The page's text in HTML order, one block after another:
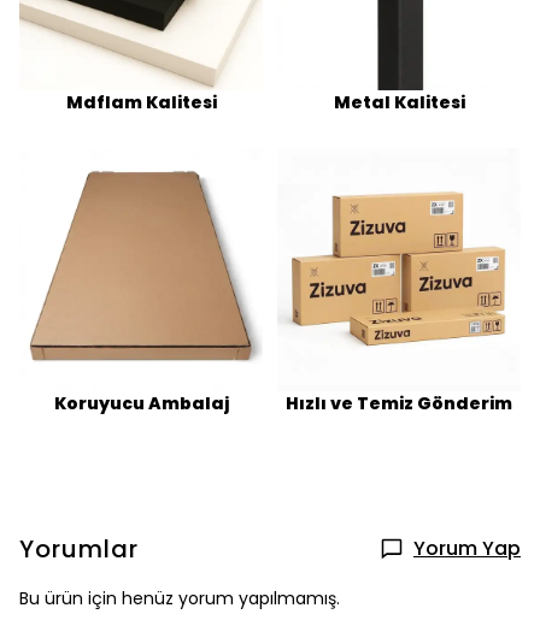
Mdflam Kalitesi Metal Kalitesi
Koruyucu Ambalaj Hızlı ve Temiz Gönderim
Yorumlar Yorum Yap
Bu ürün için henüz yorum yapılmamış.